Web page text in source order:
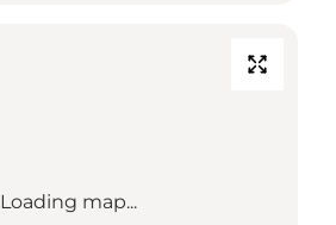
Loading map...